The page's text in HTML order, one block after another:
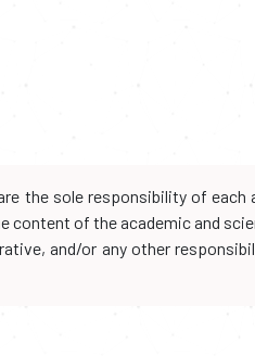
the sole responsibility of
of the academic and
and/or any other